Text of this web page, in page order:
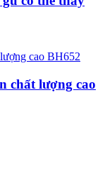
chất lượng cao